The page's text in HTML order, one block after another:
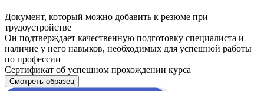
Документ, который можно добавить к резюме при
трудоустройстве
Он подтверждает качественную подготовку специалиста и
наличие у него навыков, необходимых для успешной работы
по профессии
Сертификат об успешном прохождении курса
Смотреть образец